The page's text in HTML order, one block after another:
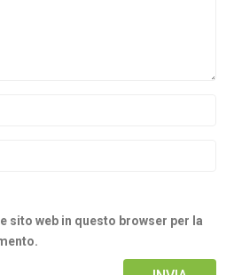
sito web in questo browser per la